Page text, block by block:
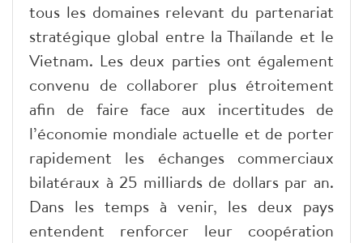
tous les domaines relevant du partenariat
stratégique global entre la Thaïlande et le
Vietnam. Les deux parties ont également
convenu de collaborer plus étroitement
afin de faire face aux incertitudes de
l’économie mondiale actuelle et de porter
rapidement les échanges commerciaux
bilatéraux à 25 milliards de dollars par an.
Dans les temps à venir, les deux pays
entendent renforcer leur coopération